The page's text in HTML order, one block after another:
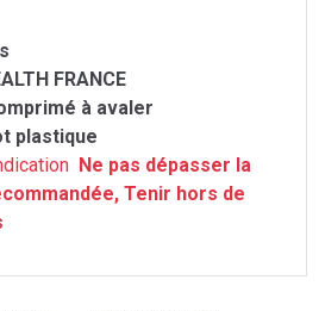
FRANCE
à avaler
plastique
Ne pas dépasser la
Tenir hors de